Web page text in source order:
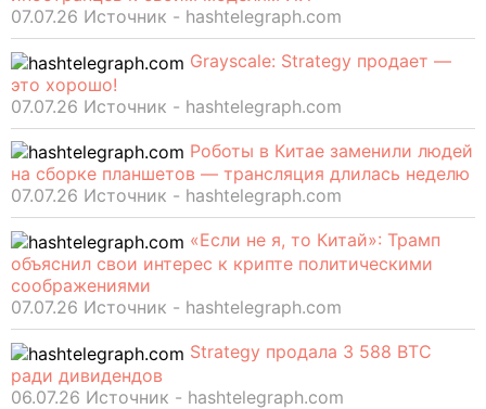
07.07.26 Источник - hashtelegraph.com
Grayscale: Strategy продает —
это хорошо!
07.07.26 Источник - hashtelegraph.com
Роботы в Китае заменили людей
на сборке планшетов — трансляция длилась неделю
07.07.26 Источник - hashtelegraph.com
«Если не я, то Китай»: Трамп
объяснил свои интерес к крипте политическими
соображениями
07.07.26 Источник - hashtelegraph.com
Strategy продала 3 588 BTC
ради дивидендов
06.07.26 Источник - hashtelegraph.com